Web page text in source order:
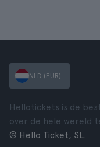
NLD (EUR)
Hellotickets is de
over de hele wereld
© Hello Ticket, SL.